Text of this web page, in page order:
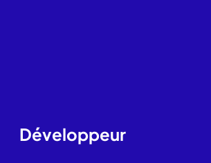
Développeur